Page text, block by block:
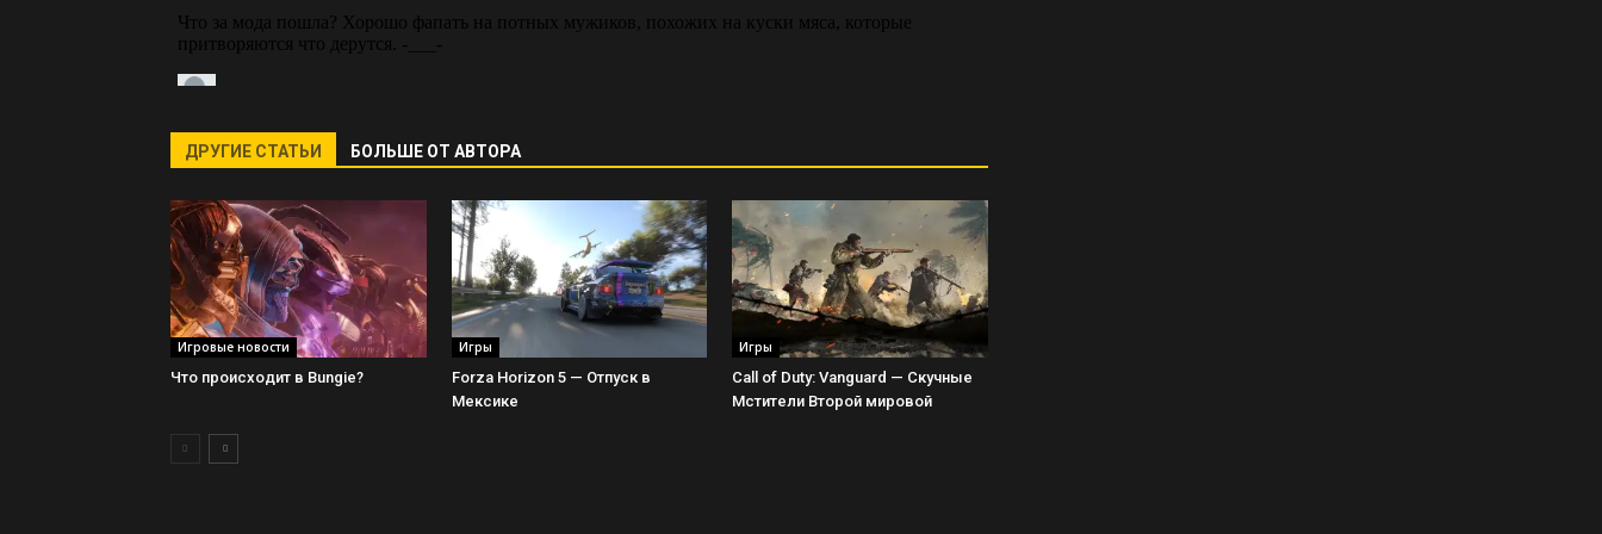
ДРУГИЕ СТАТЬИ БОЛЬШЕ ОТ АВТОРА
Игровые новости
Что происходит в Bungie?
Игры
Forza Horizon 5 — Отпуск в
Мексике
Игры
Call of Duty: Vanguard — Скучные
Мстители Второй мировой